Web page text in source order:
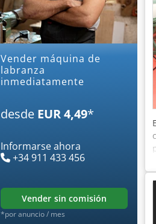
Vender máquina de
labranza
inmediatamente
desde EUR 4,49*
Informarse ahora
+34 911 433 456
vender sin comisión
*por anuncio / mes